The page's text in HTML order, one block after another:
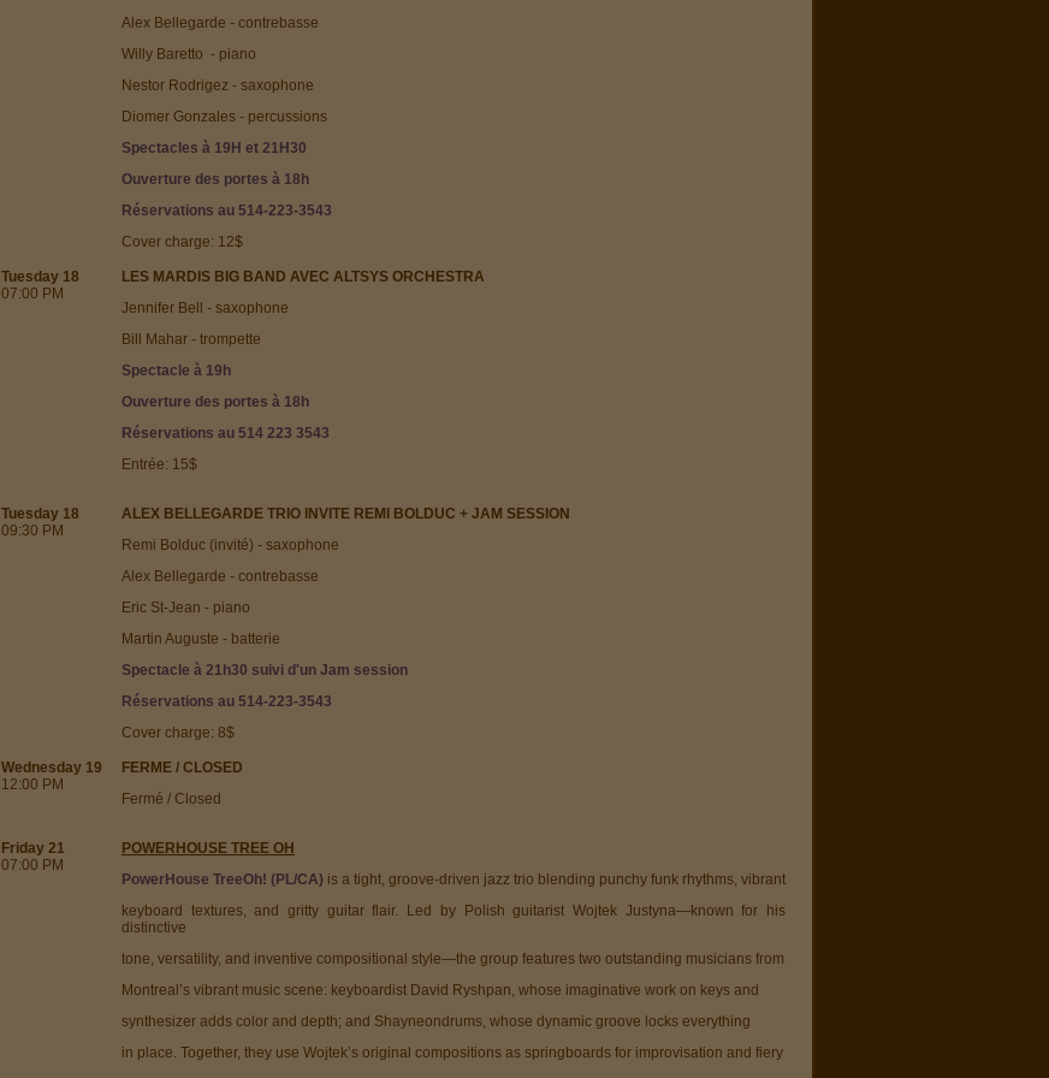
Alex Bellegarde - contrebasse
Willy Baretto - piano
Nestor Rodrigez - saxophone
Diomer Gonzales - percussions
Spectacles à 19H et 21H30
Ouverture des portes à 18h
Réservations au 514-223-3543
Cover charge: 12$
Tuesday 18
07:00 PM
LES MARDIS BIG BAND AVEC ALTSYS ORCHESTRA
Jennifer Bell - saxophone
Bill Mahar - trompette
Spectacle à 19h
Ouverture des portes à 18h
Réservations au 514 223 3543
Entrée: 15$
Tuesday 18
09:30 PM
ALEX BELLEGARDE TRIO INVITE REMI BOLDUC + JAM SESSION
Remi Bolduc (invité) - saxophone
Alex Bellegarde - contrebasse
Eric St-Jean - piano
Martin Auguste - batterie
Spectacle à 21h30 suivi d'un Jam session
Réservations au 514-223-3543
Cover charge: 8$
Wednesday 19
12:00 PM
FERME / CLOSED
Fermé / Closed
Friday 21
07:00 PM
POWERHOUSE TREE OH
PowerHouse TreeOh! (PL/CA) is a tight, groove-driven jazz trio blending punchy funk rhythms, vibrant
keyboard textures, and gritty guitar flair. Led by Polish guitarist Wojtek Justyna—known for his
distinctive
tone, versatility, and inventive compositional style—the group features two outstanding musicians from
Montreal’s vibrant music scene: keyboardist David Ryshpan, whose imaginative work on keys and
synthesizer adds color and depth; and Shayneondrums, whose dynamic groove locks everything
in place. Together, they use Wojtek’s original compositions as springboards for improvisation and fiery